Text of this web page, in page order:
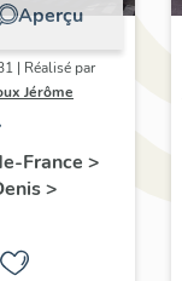
Aperçu
| Réalisé par
Jérôme
René
Arena,
CSF
France >
>